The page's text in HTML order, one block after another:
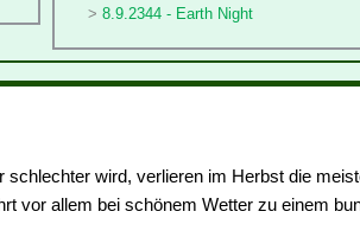
8.9.2344 - Earth Night
wird, verlieren im Herbst die
vor allem bei schönem Wetter zu einem